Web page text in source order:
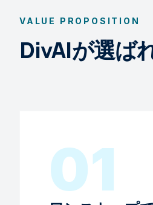
VALUE PROPOSITION
DivAIが選ば
01